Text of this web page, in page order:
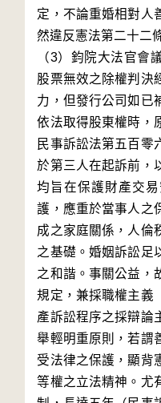
定，不論重婚相對人
然違反憲法第二十二
（3）鈞院大法官會
股票無效之除權判決
力，但發行公司如已
依法取得股東權時，
民事訴訟法第五百零
於第三人在起訴前，
均旨在保護財產交
護，應重於當事人之
成之家庭關係，人倫
之基礎。婚姻訴訟足
之和諧。事關公益，
規定，兼採職權主義
產訴訟程序之採辯論
舉輕明重原則，若謂
受法律之保護，顯背
等權之立法精神。尤